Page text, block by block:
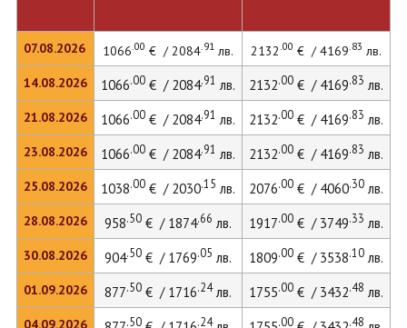
07.08.2026
14.08.2026
21.08.2026
23.08.2026
25.08.2026
28.08.2026
30.08.2026
01.09.2026
04.09.2026
1066.00 € / 2084.91лв. 2132.00 € / 4169.83 лв.
1066.00€ / 2084.91 лв. 2132.00€ / 4169.83 лв.
1066.00€ / 2084.91 лв. 2132.00€ / 4169.83 лв.
1066.00€ / 2084.91 лв. 2132.00€ / 4169.83 лв.
1038.00€ / 2030.15 лв. 2076.00€ / 4060.30лв.
958.50€ / 1874.66 лв. 1917.00€ / 3749.33 лв.
904.50€ / 1769.05 лв. 1809.00€ / 3538.10лв.
877.50€ / 1716.24лв. 1755.00€ / 3432.48 лв.
.50 .24 .00 .48